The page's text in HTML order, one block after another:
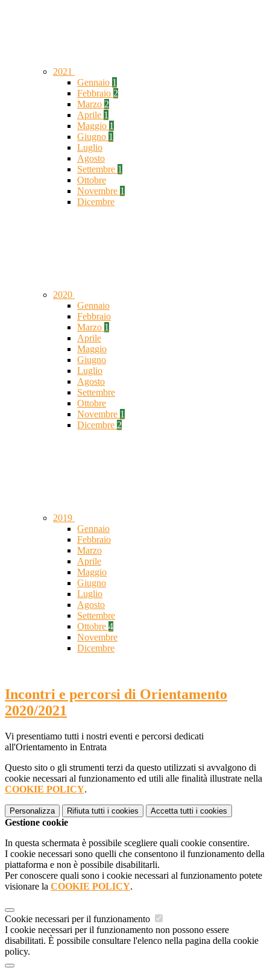
2021
Gennaio 1
Febbraio 2
Marzo 2
Aprile 1
Maggio 1
Giugno 1
Luglio
Agosto
Settembre 1
Ottobre
Novembre 1
Dicembre
2020
Gennaio
Febbraio
Marzo 1
Aprile
Maggio
Giugno
Luglio
Agosto
Settembre
Ottobre
Novembre 1
Dicembre 2
2019
Gennaio
Febbraio
Marzo
Aprile
Maggio
Giugno
Luglio
Agosto
Settembre
Ottobre 4
Novembre
Dicembre
Incontri e percorsi di Orientamento
2020/2021
Vi presentiamo tutti i nostri eventi e percorsi dedicati
all'Orientamento in Entrata
Questo sito o gli strumenti terzi da questo utilizzati si avvalgono di
cookie necessari al funzionamento ed utili alle finalità illustrate nella
COOKIE POLICY.
Personalizza Rifiuta tutti i cookies Accetta tutti i cookies
Gestione cookie
In questa schermata è possibile scegliere quali cookie consentire.
I cookie necessari sono quelli che consentono il funzionamento della
piattaforma e non è possibile disabilitarli.
Per conoscere quali sono i cookie necessari al funzionamento potete
visionare la COOKIE POLICY.
Cookie necessari per il funzionamento
I cookie necessari per il funzionamento non possono essere
disabilitati. È possibile consultare l'elenco nella pagina della cookie
policy.